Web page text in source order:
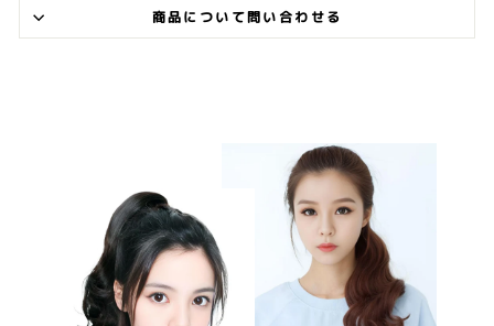
商品について問い合わせる